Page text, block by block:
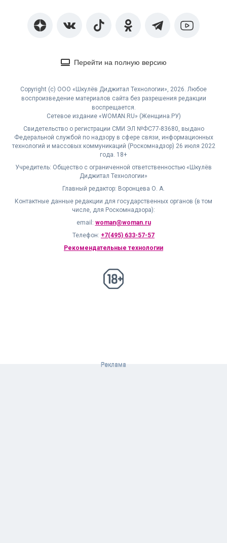
Перейти на полную версию
Copyright (с) ООО «Шкулёв Диджитал Технологии», 2026. Любое
воспроизведение материалов сайта без разрешения редакции
воспрещается.
Сетевое издание «WOMAN.RU» (Женщина.РУ)
Свидетельство о регистрации СМИ ЭЛ №ФС77-83680, выдано
Федеральной службой по надзору в сфере связи, информационных
технологий и массовых коммуникаций (Роскомнадзор) 26 июля 2022
года. 18+
Учредитель: Общество с ограниченной ответственностью «Шкулёв
Диджитал Технологии»
Главный редактор: Воронцева О. А.
Контактные данные редакции для государственных органов (в том
числе, для Роскомнадзора):
email: woman@woman.ru
Телефон: +7(495) 633-57-57
Рекомендательные технологии
18+